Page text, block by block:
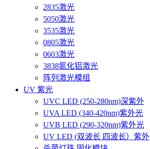
2835激光
5050激光
3535激光
0805激光
0603激光
3838氮化铝激光
阵列激光模组
UV 紫光
UVC LED (250-280nm)深紫外
UVA LED (340-420nm)紫外光
UVB LED (290-320nm)紫外光
UV LED (双波长 四波长）紫外